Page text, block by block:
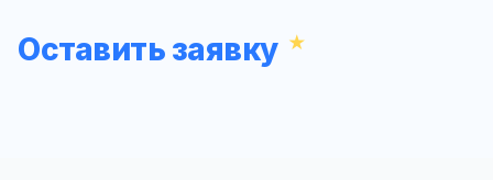
Оставить заявку